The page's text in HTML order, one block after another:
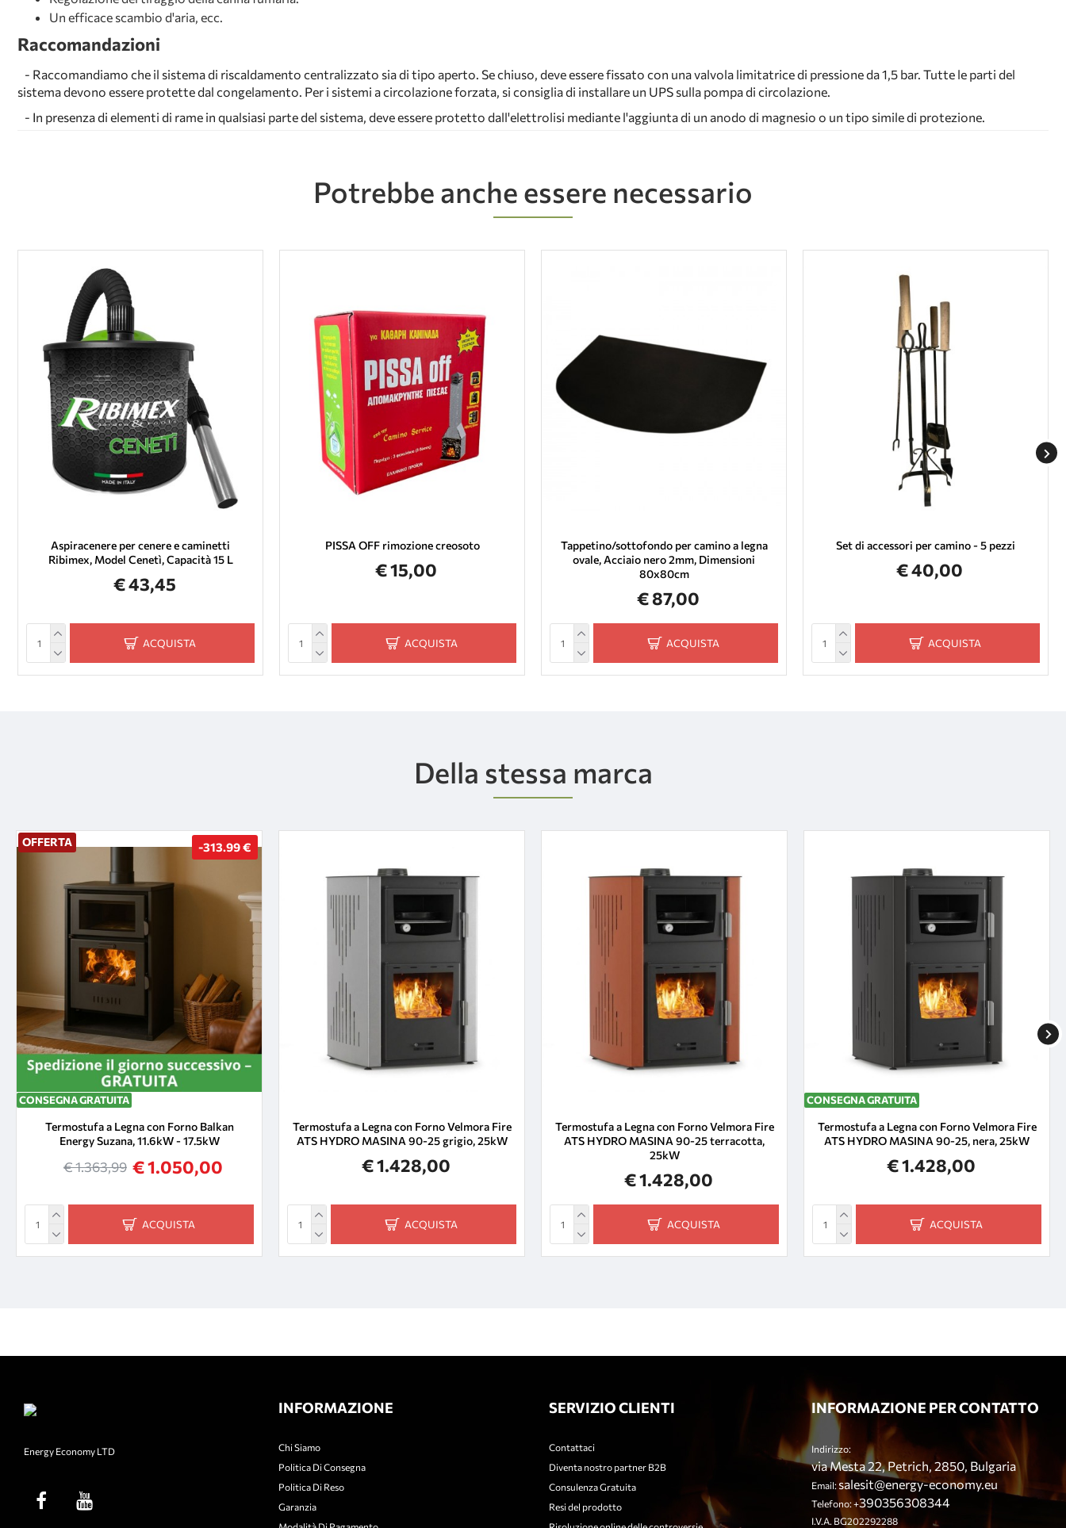
Potrebbe anche essere necessario
Aspiracenere per cenere e caminetti
Ribimex, Model Cenetì, Capacità 15 L
€ 43,45
ACQUISTA
PISSA OFF rimozione creosoto
€ 15,00
ACQUISTA
Tappetino/sottofondo per camino a legna
ovale, Acciaio nero 2mm, Dimensioni
80x80cm
€ 87,00
ACQUISTA
Set di accessori per camino - 5 pezzi
€ 40,00
ACQUISTA
Un efficace scambio d'aria, ecc.
Raccomandazioni
- Raccomandiamo che il sistema di riscaldamento centralizzato sia di tipo aperto. Se chiuso, deve essere fissato con una valvola limitatrice di pressione da 1,5 bar. Tutte le parti del
sistema devono essere protette dal congelamento. Per i sistemi a circolazione forzata, si consiglia di installare un UPS sulla pompa di circolazione.
- In presenza di elementi di rame in qualsiasi parte del sistema, deve essere protetto dall'elettrolisi mediante l'aggiunta di un anodo di magnesio o un tipo simile di protezione.
Della stessa marca
OFFERTA
CONSEGNA GRATUITA
-313.99 €
Termostufa a Legna con Forno Balkan
Energy Suzana, 11.6kW - 17.5kW
€ 1.050,00
€ 1.363,99
ACQUISTA
Termostufa a Legna con Forno Velmora Fire
ATS HYDRO ΜΑSΙΝΑ 90-25 grigio, 25kW
€ 1.428,00
ACQUISTA
Termostufa a Legna con Forno Velmora Fire
ATS HYDRO ΜΑSΙΝΑ 90-25 terracotta,
25kW
€ 1.428,00
ACQUISTA
CONSEGNA GRATUITA
Termostufa a Legna con Forno Velmora Fire
ATS HYDRO ΜΑSΙΝΑ 90-25, nera, 25kW
€ 1.428,00
ACQUISTA
Energy Economy LTD
INFORMAZIONE
Chi Siamo
Politica Di Consegna
Politica Di Reso
Garanzia
SERVIZIO CLIENTI
Contattaci
Diventa nostro partner B2B
Consulenza Gratuita
Resi del prodotto
INFORMAZIONE PER CONTATTO
Indirizzo:
via Mesta 22, Petrich, 2850, Bulgaria
Email: salesit@energy-economy.eu
Telefono: +390356308344
I.V.A. BG202292288